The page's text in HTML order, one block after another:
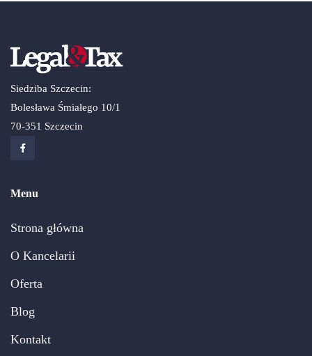
Siedziba Szczecin:
Bolesława Śmiałego 10/1
70-351 Szczecin
Menu
Strona główna
O Kancelarii
Oferta
Blog
Kontakt